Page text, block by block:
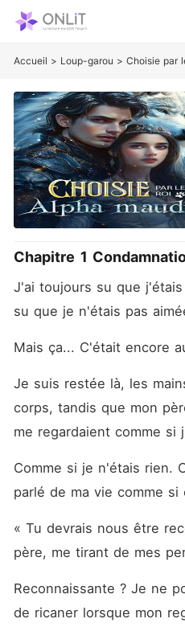
Accueil > Loup-garou > Choisie par
Chapitre 1
J'ai toujours su que
su que je n'étais pas
Mais ça... C'était encore
Je suis restée là, les
corps, tandis que mon
me regardaient comme si
Comme si je n'étais rien.
parlé de ma vie comme
« Tu devrais nous être
père, me tirant de mes
Reconnaissante ? Je ne
de ricaner lorsque mon